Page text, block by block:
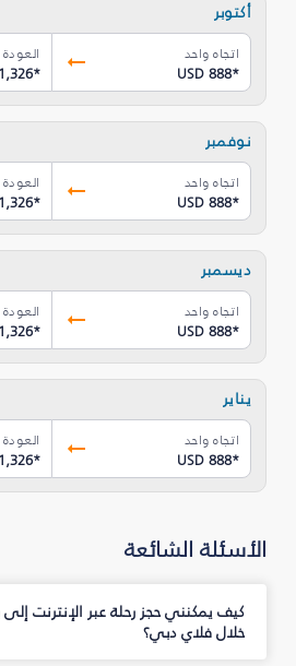
أكتوبر
اتجاه واحد
USD 888*
العودة
*
نوفمبر
اتجاه واحد
USD 888*
العودة
*
ديسمبر
اتجاه واحد
USD 888*
العودة
*
يناير
اتجاه واحد
USD 888*
العودة
*
الأسئلة الشائعة
كيف يمكنني حجز رحلة عبر الإنترنت إلى
خلال فلاي دبي؟